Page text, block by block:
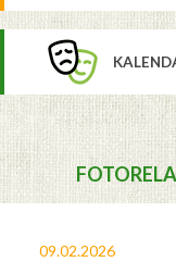
09.02.2026